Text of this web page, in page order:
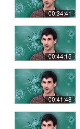
00:34:41
00:44:15
00:41:48